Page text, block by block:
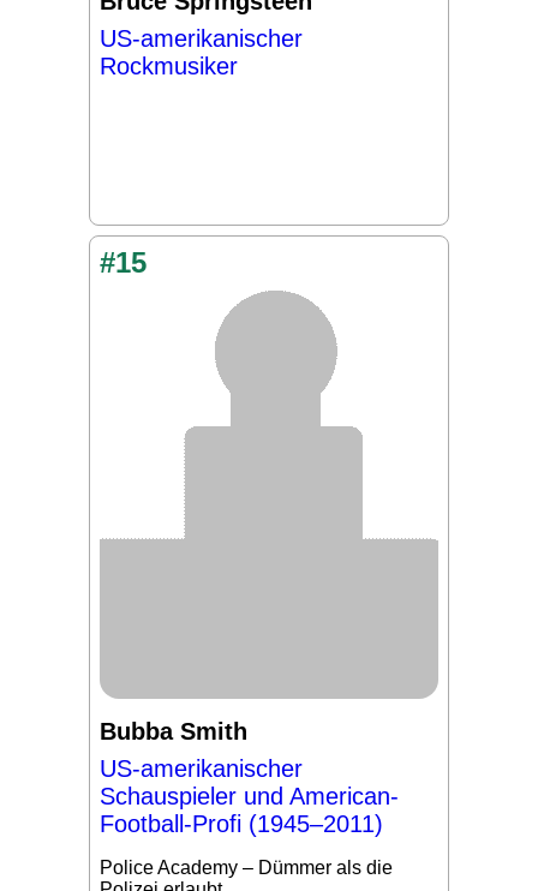
US-amerikanischer
Rockmusiker
#15
Bubba Smith
US-amerikanischer
Schauspieler und American-
Football-Profi (1945–2011)
Police Academy – Dümmer als die